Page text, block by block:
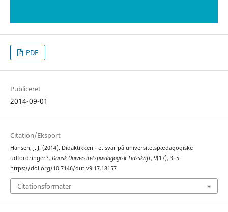
PDF
Publiceret
2014-09-01
Citation/Eksport
Hansen, J. J. (2014). Didaktikken - et svar på universitetspædagogiske
udfordringer?. Dansk Universitetspædagogisk Tidsskrift, 9(17), 3–5.
https://doi.org/10.7146/dut.v9i17.18157
Citationsformater